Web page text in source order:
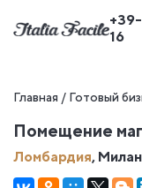
16
Главная / Готовый
Помещение
Ломбардия, Милан